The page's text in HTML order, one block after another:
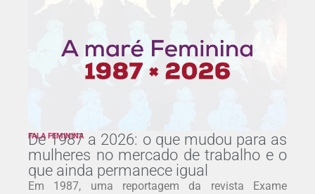
FALA FEMININA
De 1987 a 2026: o que mudou para as
mulheres no mercado de trabalho e o
que ainda permanece igual
Em 1987, uma reportagem da revista Exame